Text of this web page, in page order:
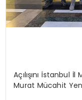
Açılışını İstanbul
Murat Mücahit